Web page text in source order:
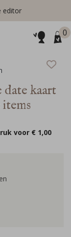
editor
0
date kaart
voor € 1,00